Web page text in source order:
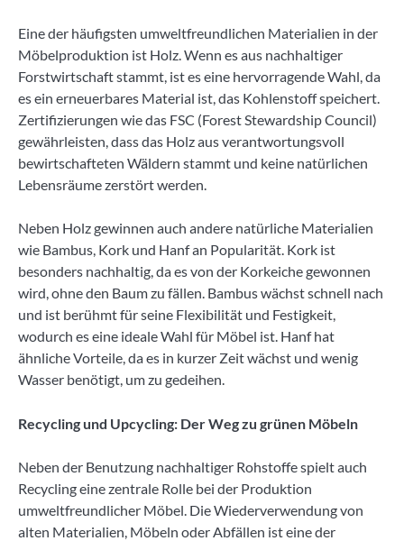
Eine der häufigsten umweltfreundlichen Materialien in der
Möbelproduktion ist Holz. Wenn es aus nachhaltiger
Forstwirtschaft stammt, ist es eine hervorragende Wahl, da
es ein erneuerbares Material ist, das Kohlenstoff speichert.
Zertifizierungen wie das FSC (Forest Stewardship Council)
gewährleisten, dass das Holz aus verantwortungsvoll
bewirtschafteten Wäldern stammt und keine natürlichen
Lebensräume zerstört werden.
Neben Holz gewinnen auch andere natürliche Materialien
wie Bambus, Kork und Hanf an Popularität. Kork ist
besonders nachhaltig, da es von der Korkeiche gewonnen
wird, ohne den Baum zu fällen. Bambus wächst schnell nach
und ist berühmt für seine Flexibilität und Festigkeit,
wodurch es eine ideale Wahl für Möbel ist. Hanf hat
ähnliche Vorteile, da es in kurzer Zeit wächst und wenig
Wasser benötigt, um zu gedeihen.
Recycling und Upcycling: Der Weg zu grünen Möbeln
Neben der Benutzung nachhaltiger Rohstoffe spielt auch
Recycling eine zentrale Rolle bei der Produktion
umweltfreundlicher Möbel. Die Wiederverwendung von
alten Materialien, Möbeln oder Abfällen ist eine der